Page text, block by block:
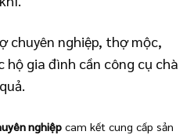
chuyên nghiệp, thợ mộc,
gia đình cần công cụ chà
nghiệp cam kết cung cấp sản